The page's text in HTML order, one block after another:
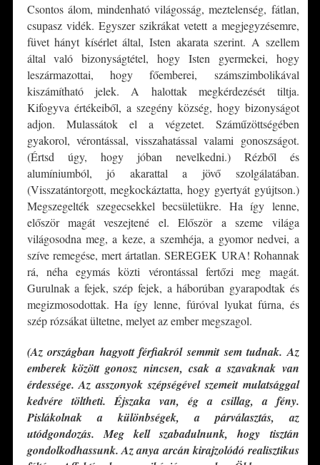
Csontos álom, mindenható világosság, meztelenség, fátlan,
csupasz vidék. Egyszer szikrákat vetett a megjegyzésemre,
füvet hányt kísérlet által, Isten akarata szerint. A szellem
által való bizonyságtétel, hogy Isten gyermekei, hogy
leszármazottai, hogy főemberei, számszimbolikával
kiszámítható jelek. A halottak megkérdezését tiltja.
Kifogyva értékeiből, a szegény község, hogy bizonyságot
adjon. Mulassátok el a végzetet. Száműzöttségében
gyakorol, vérontással, visszahatással valami gonoszságot.
(Értsd úgy, hogy jóban nevelkedni.) Rézből és
alumíniumból, jó akarattal a jövő szolgálatában.
(Visszatántorgott, megkockáztatta, hogy gyertyát gyújtson.)
Megszegelték szegecsekkel becsületükre. Ha így lenne,
először magát veszejtené el. Először a szeme világa
világosodna meg, a keze, a szemhéja, a gyomor nedvei, a
szíve remegése, mert ártatlan. SEREGEK URA! Rohannak
rá, néha egymás közti vérontással fertőzi meg magát.
Gurulnak a fejek, szép fejek, a háborúban gyarapodtak és
megizmosodottak. Ha így lenne, fúróval lyukat fúrna, és
szép rózsákat ültetne, melyet az ember megszagol.
(Az országban hagyott férfiakról semmit sem tudnak. Az
emberek között gonosz nincsen, csak a szavaknak van
érdessége. Az asszonyok szépségével szemeit mulatsággal
kedvére töltheti. Éjszaka van, ég a csillag, a fény.
Pislákolnak a különbségek, a párválasztás, az
utódgondozás. Meg kell szabadulnunk, hogy tisztán
gondolkodhassunk. Az anya arcán kirajzolódó realisztikus